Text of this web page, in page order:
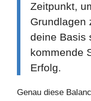
Zeitpunkt,
Grundlagen
deine Basis
kommende
Erfolg.
Genau diese